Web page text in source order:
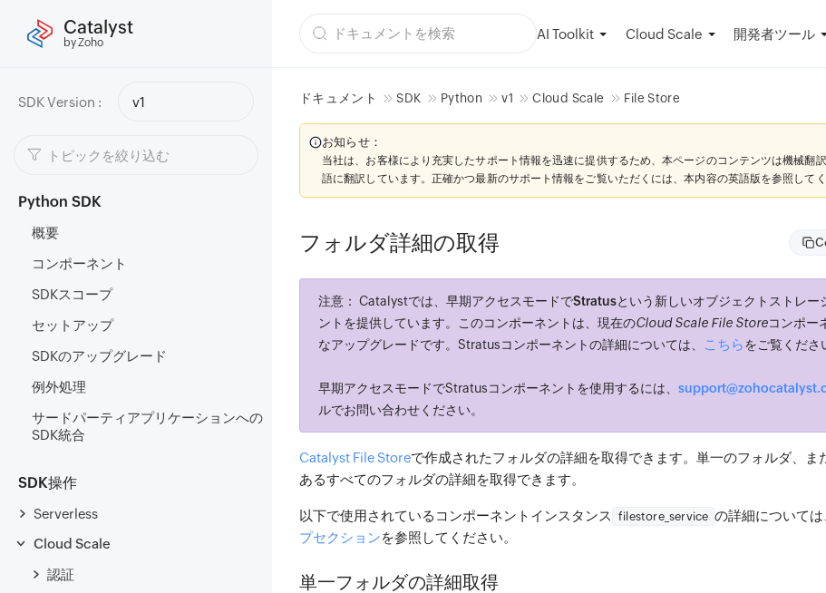
Catalyst
by Zoho
AI Toolkit Cloud Scale 開発者ツール
SDK Version : v1
Python SDK
概要
コンポーネント
SDKスコープ
セットアップ
SDKのアップグレード
例外処理
サードパーティアプリケーションへの
SDK統合
SDK操作
Serverless
Cloud Scale
認証
ドキュメント SDK Python v1 Cloud Scale File Store
お知らせ：
当社は、お客様により充実したサポート情報を迅速に提供するため、本ページのコンテンツは機械翻
語に翻訳しています。正確かつ最新のサポート情報をご覧いただくには、本内容の英語版を参照してく
フォルダ詳細の取得
注意： Catalystでは、 早期アクセスモードでStratusという新しいオブジェクトストレー
ントを提供しています。このコンポーネントは、現在のCloud Scale File Storeコンポー
なアップグレードです。Stratusコンポーネントの詳細については、
こちらをご覧くださ
早期アクセスモードでStratusコンポーネントを使用するには、
ルでお問い合わせください。
Catalyst File Storeで作成されたフォルダの詳細を取得できます。単一のフォルダ、ま
あるすべてのフォルダの詳細を取得できます。
以下で使用されているコンポーネントインスタンス filestore_service の詳細については
プセクションを参照してください。
単一フォルダの詳細取得